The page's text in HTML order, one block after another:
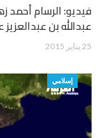
فيديو: الرسام أحمد
عبدالله بن عبدالعزيز
25 يناير 2015
إسلامي